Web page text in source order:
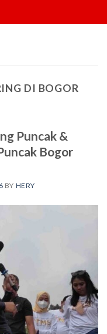
DI BOGOR
Puncak &
Bogor
BY HERY